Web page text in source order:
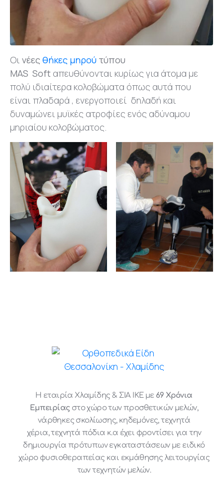
Οι νέες θήκες μηρού τύπου
ΜΑS Soft απευθύνονται κυρίως για άτομα με
πολύ ιδιαίτερα κολοβώματα όπως αυτά που
είναι πλαδαρά , ενεργοποιεί δηλαδή και
δυναμώνει μυϊκές ατροφίες ενός αδύναμου
μηριαίου κολοβώματος.
Η εταιρία Χλαμίδης & ΣΙΑ ΙΚΕ με 69 Χρόνια
Εμπειρίας στο χώρο των προσθετικών μελών,
νάρθηκες σκολίωσης, κηδεμόνες, τεχνητά
χέρια, τεχνητά πόδια κ.α έχει φροντίσει για την
δημιουργία πρότυπων εγκαταστάσεων με ειδικό
χώρο φυσιοθεραπείας και εκμάθησης λειτουργίας
των τεχνητών μελών.